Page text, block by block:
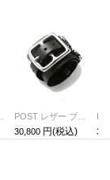
POST レザー ブレスレット ダブル -ブラック
30,800